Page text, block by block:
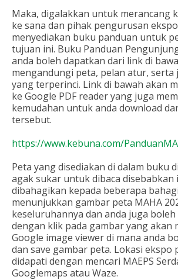
Maka, digalakkan untuk merancang
ke sana dan pihak pengurusan
menyediakan buku panduan untuk
tujuan ini. Buku Panduan
anda boleh dapatkan dari link di
mengandungi peta, pelan atur, serta
yang terperinci. Link di bawah akan
ke Google PDF reader yang juga
kemudahan untuk anda download
tersebut.
https://www.kebuna.com/
Peta yang disediakan di dalam buku
agak sukar untuk dibaca disebabkan
dibahagikan kepada beberapa
menunjukkan gambar peta MAHA
keseluruhannya dan anda juga
dengan klik pada gambar yang akan
Google image viewer di mana anda
dan save gambar peta. Lokasi ekspo
didapati dengan mencari MAEPS
Googlemaps atau Waze.